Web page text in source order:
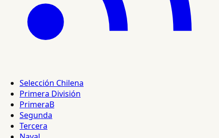
Selección Chilena
Primera División
PrimeraB
Segunda
Tercera